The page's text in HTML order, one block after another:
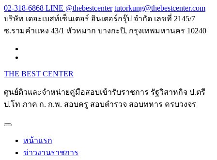
Skip
to
02-318-6868 LINE @thebestcenter tutorkung@thebestcenter.com
บริษัท เดอะเบสท์เซ็นเตอร์ อินเตอร์กรุ๊ป จำกัด เลขที่ 2145/7
ซ.รามคำแหง 43/1 หัวหมาก บางกะปิ, กรุงเทพมหานคร 10240
THE BEST CENTER
ศูนย์ติวและจำหน่ายคู่มือสอบเข้ารับราชการ รัฐวิสาหกิจ ป.ตรี
ป.โท ภาค ก. ก.พ. สอบครู สอบตำรวจ สอบทหาร ครบวงจร
หน้าแรก
ข่าวงานราชการ